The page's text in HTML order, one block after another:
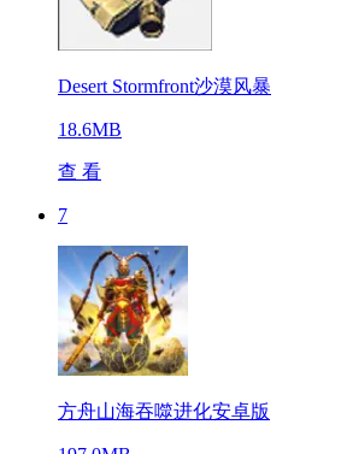
Desert Stormfront沙漠风暴
18.6MB
查 看
7
方舟山海吞噬进化安卓版